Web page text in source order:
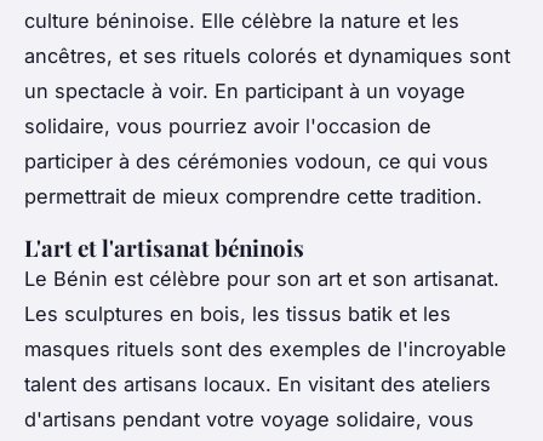
culture béninoise. Elle célèbre la nature et les
ancêtres, et ses rituels colorés et dynamiques sont
un spectacle à voir. En participant à un voyage
solidaire, vous pourriez avoir l'occasion de
participer à des cérémonies vodoun, ce qui vous
permettrait de mieux comprendre cette tradition.
L'art et l'artisanat béninois
Le Bénin est célèbre pour son art et son artisanat.
Les sculptures en bois, les tissus batik et les
masques rituels sont des exemples de l'incroyable
talent des artisans locaux. En visitant des ateliers
d'artisans pendant votre voyage solidaire, vous